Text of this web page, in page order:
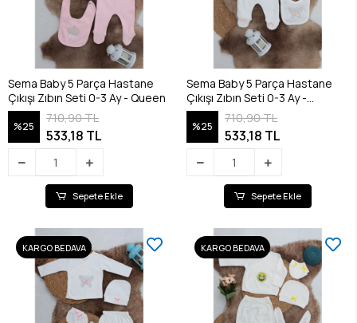
Sema Baby 5 Parça Hastane
Çıkışı Zıbın Seti 0-3 Ay - Queen
%25
710,90 TL
533,18 TL
Sepete Ekle
Sema Baby 5 Parça Hastane
Çıkışı Zıbın Seti 0-3 Ay -
Butterfly
%25
710,90 TL
533,18 TL
Sepete Ekle
KARGO BEDAVA KARGO BEDAVA